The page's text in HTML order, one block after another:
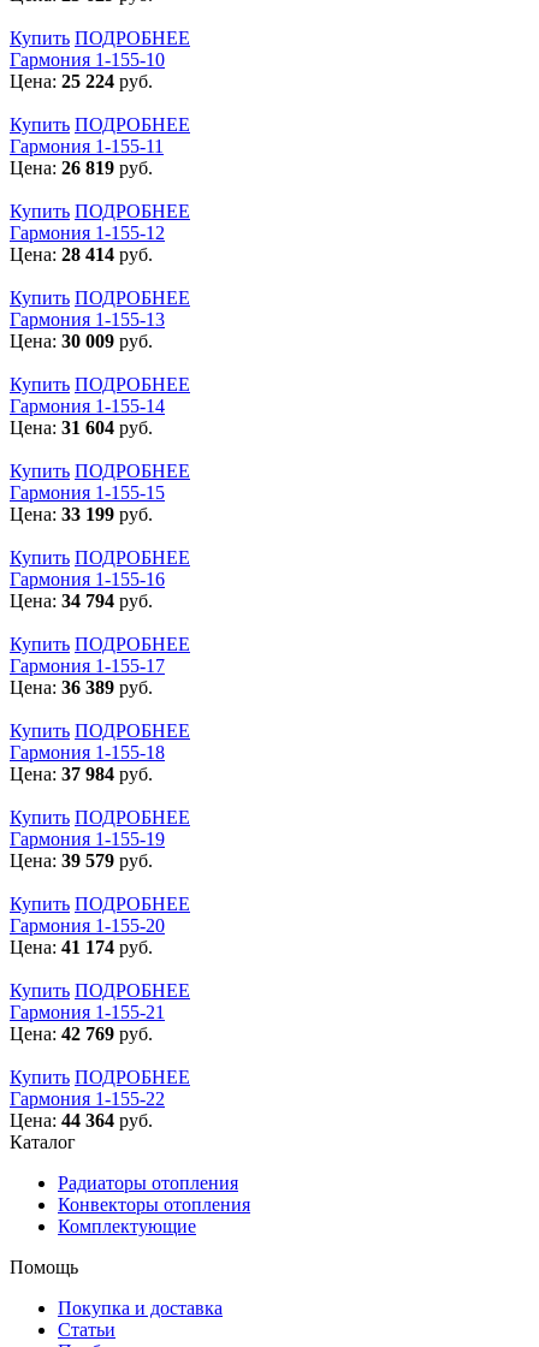
Купить ПОДРОБНЕЕ
Гармония 1-155-10
Цена: 25 224 руб.
Купить ПОДРОБНЕЕ
Гармония 1-155-11
Цена: 26 819 руб.
Купить ПОДРОБНЕЕ
Гармония 1-155-12
Цена: 28 414 руб.
Купить ПОДРОБНЕЕ
Гармония 1-155-13
Цена: 30 009 руб.
Купить ПОДРОБНЕЕ
Гармония 1-155-14
Цена: 31 604 руб.
Купить ПОДРОБНЕЕ
Гармония 1-155-15
Цена: 33 199 руб.
Купить ПОДРОБНЕЕ
Гармония 1-155-16
Цена: 34 794 руб.
Купить ПОДРОБНЕЕ
Гармония 1-155-17
Цена: 36 389 руб.
Купить ПОДРОБНЕЕ
Гармония 1-155-18
Цена: 37 984 руб.
Купить ПОДРОБНЕЕ
Гармония 1-155-19
Цена: 39 579 руб.
Купить ПОДРОБНЕЕ
Гармония 1-155-20
Цена: 41 174 руб.
Купить ПОДРОБНЕЕ
Гармония 1-155-21
Цена: 42 769 руб.
Купить ПОДРОБНЕЕ
Гармония 1-155-22
Цена: 44 364 руб.
Каталог
Радиаторы отопления
Конвекторы отопления
Комплектующие
Помощь
Покупка и доставка
Статьи